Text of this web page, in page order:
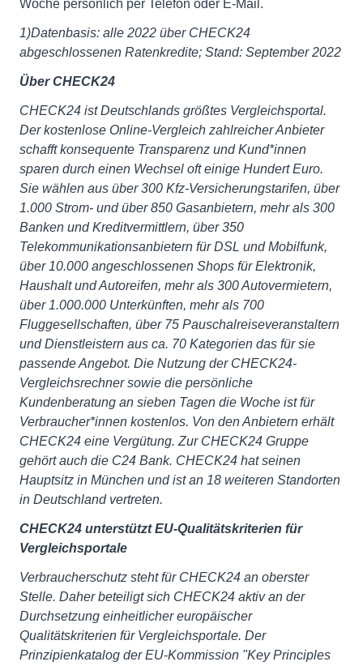
Woche persönlich per Telefon oder E-Mail.
1)Datenbasis: alle 2022 über CHECK24
abgeschlossenen Ratenkredite; Stand: September 2022
Über CHECK24
CHECK24 ist Deutschlands größtes Vergleichsportal.
Der kostenlose Online-Vergleich zahlreicher Anbieter
schafft konsequente Transparenz und Kund*innen
sparen durch einen Wechsel oft einige Hundert Euro.
Sie wählen aus über 300 Kfz-Versicherungstarifen, über
1.000 Strom- und über 850 Gasanbietern, mehr als 300
Banken und Kreditvermittlern, über 350
Telekommunikationsanbietern für DSL und Mobilfunk,
über 10.000 angeschlossenen Shops für Elektronik,
Haushalt und Autoreifen, mehr als 300 Autovermietern,
über 1.000.000 Unterkünften, mehr als 700
Fluggesellschaften, über 75 Pauschalreiseveranstaltern
und Dienstleistern aus ca. 70 Kategorien das für sie
passende Angebot. Die Nutzung der CHECK24-
Vergleichsrechner sowie die persönliche
Kundenberatung an sieben Tagen die Woche ist für
Verbraucher*innen kostenlos. Von den Anbietern erhält
CHECK24 eine Vergütung. Zur CHECK24 Gruppe
gehört auch die C24 Bank. CHECK24 hat seinen
Hauptsitz in München und ist an 18 weiteren Standorten
in Deutschland vertreten.
CHECK24 unterstützt EU-Qualitätskriterien für
Vergleichsportale
Verbraucherschutz steht für CHECK24 an oberster
Stelle. Daher beteiligt sich CHECK24 aktiv an der
Durchsetzung einheitlicher europäischer
Qualitätskriterien für Vergleichsportale. Der
Prinzipienkatalog der EU-Kommission "Key Principles